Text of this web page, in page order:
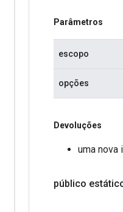
Parâmetros
escopo
opções
Devoluções
uma nova
público